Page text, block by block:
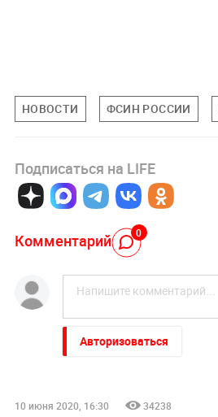
НОВОСТИ ФСИН РОССИИ
Подписаться на LIFE
Комментарий 0
Авторизоваться
10 июня 2020, 16:30 34238